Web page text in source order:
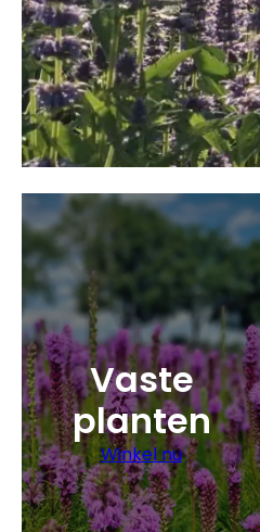
Vaste
planten
Winkel nu